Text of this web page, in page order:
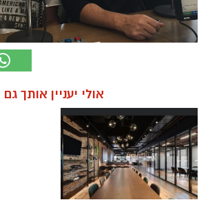
אולי יעניין אותך גם